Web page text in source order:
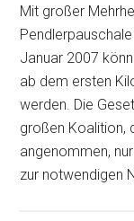
Mit großer
Januar 2007
ab dem ersten
werden. Die
großen Koalition,
angenommen,
zur notwendigen